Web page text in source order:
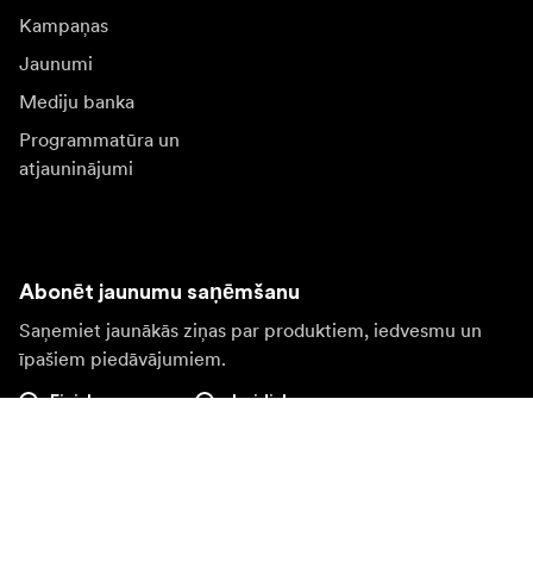
Kampaņas
Jaunumi
Mediju banka
Programmatūra un
atjauninājumi
Abonēt jaunumu saņēmšanu
Saņemiet jaunākās ziņas par produktiem, iedvesmu un
īpašiem piedāvājumiem.
Fiziska persona Juridiska persona